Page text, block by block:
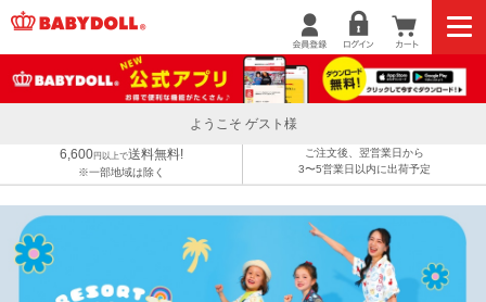
ようこそ ゲスト様
6,600円以上で送料無料!
※一部地域は除く
ご注文後、翌営業日から
3〜5営業日以内に出荷予定